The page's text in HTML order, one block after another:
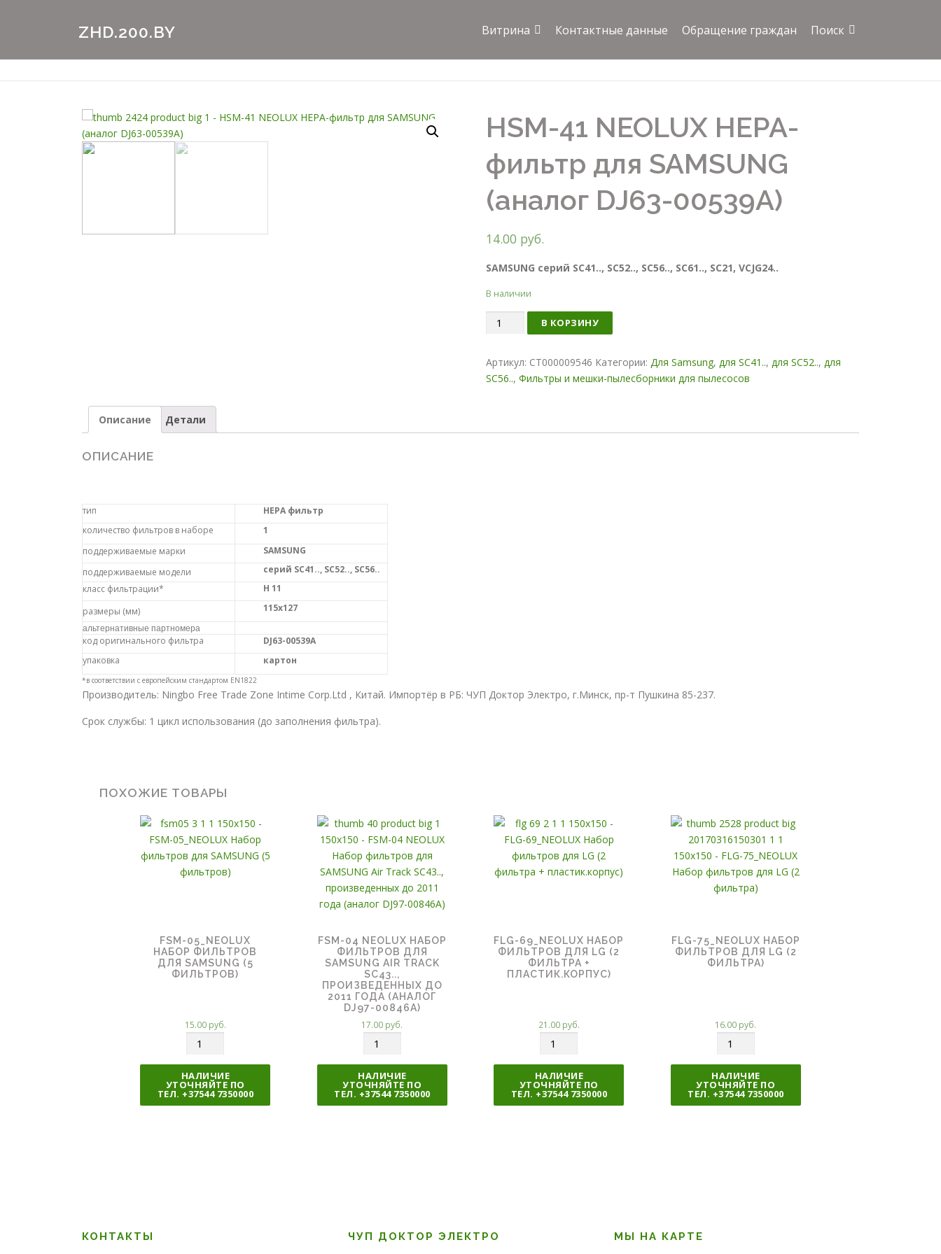
ZHD.200.BY Витрина Контактные данные Обращение граждан Поиск
HSM-41 NEOLUX HEPA-
фильтр для SAMSUNG
(аналог DJ63-00539A)
14.00 руб.
SAMSUNG серий SC41.., SC52.., SC56.., SC61.., SC21, VCJG24..
В наличии
КоличествоВ КОРЗИНУ
Артикул: СТ000009546 Категории:Для Samsung,для SC41..,для SC52..,для
SC56..,Фильтры и мешки-пылесборники для пылесосов
Описание Детали
ОПИСАНИЕ
тип
HEPA фильтр
количество фильтров в наборе
1
поддерживаемые марки
SAMSUNG
поддерживаемые модели
серий SC41.., SC52.., SC56..
класс фильтрации*
H 11
размеры (мм)
115х127
альтернативные партномера
код оригинального фильтра
DJ63-00539A
упаковка
картон
*в соответствии с европейским стандартом EN1822
Производитель: Ningbo Free Trade Zone Intime Corp.Ltd , Китай. Импортёр в РБ: ЧУП Доктор Электро, г.Минск, пр-т Пушкина 85-237.
Срок службы: 1 цикл использования (до заполнения фильтра).
ПОХОЖИЕ ТОВАРЫ
FSM-05_NEOLUX
НАБОР ФИЛЬТРОВ
ДЛЯ SAMSUNG (5
ФИЛЬТРОВ)
15.00 руб.
л
и
ч
НАЛИЧИЕ
УТОЧНЯЙТЕ ПО
ТЕЛ. +37544 7350000
FSM-04 NEOLUX НАБОР
ФИЛЬТРОВ ДЛЯ
SAMSUNG AIR TRACK
SC43..,
ПРОИЗВЕДЕННЫХ ДО
2011 ГОДА (АНАЛОГ
DJ97-00846A)
17.00 руб.
л
и
ч
НАЛИЧИЕ
УТОЧНЯЙТЕ ПО
ТЕЛ. +37544 7350000
FLG-69_NEOLUX НАБОР
ФИЛЬТРОВ ДЛЯ LG (2
ФИЛЬТРА +
ПЛАСТИК.КОРПУС)
21.00 руб.
л
и
ч
НАЛИЧИЕ
УТОЧНЯЙТЕ ПО
ТЕЛ. +37544 7350000
FLG-75_NEOLUX НАБОР
ФИЛЬТРОВ ДЛЯ LG (2
ФИЛЬТРА)
16.00 руб.
л
и
ч
НАЛИЧИЕ
УТОЧНЯЙТЕ ПО
ТЕЛ. +37544 7350000
КОНТАКТЫ ЧУП ДОКТОР ЭЛЕКТРО МЫ НА КАРТЕ